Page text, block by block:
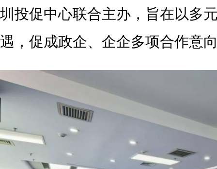
圳投促中心联合主办，旨在以多
遇，促成政企、企企多项合作意